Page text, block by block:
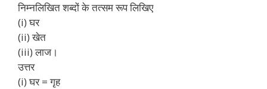
निम्नलिखित शब्दों के तत्सम रूप लिखिए
(i) घर
(ii) खेत
(iii) लाज।
उत्तर
(i) घर = गृह